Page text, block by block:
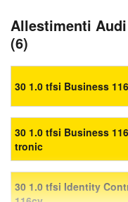
Allestimenti
(6)
30 1.0 tfsi Business
30 1.0 tfsi Business
tronic
30 1.0 tfsi Identity